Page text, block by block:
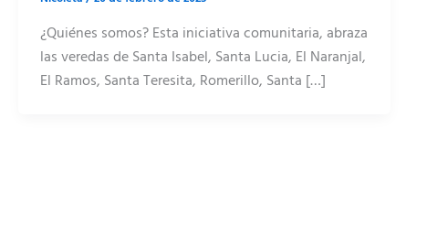
¿Quiénes somos? Esta iniciativa comunitaria, abraza
las veredas de Santa Isabel, Santa Lucia, El Naranjal,
El Ramos, Santa Teresita, Romerillo, Santa […]